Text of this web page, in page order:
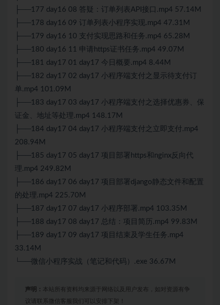
├──177 day16 08 答疑：订单列表API接口.mp4 57.14M
├──178 day16 09 订单列表小程序实现.mp4 47.31M
├──179 day16 10 支付实现思路和任务.mp4 65.28M
├──180 day16 11 申请https证书任务.mp4 49.07M
├──181 day17 01 day17 今日概要.mp4 8.44M
├──182 day17 02 day17 小程序端支付之显示待支付订
单.mp4 101.09M
├──183 day17 03 day17 小程序端支付之选择优惠券、保
证金、地址等处理.mp4 148.17M
├──184 day17 04 day17 小程序端支付之立即支付.mp4
208.94M
├──185 day17 05 day17 项目部署https和nginx反向代
理.mp4 249.82M
├──186 day17 06 day17 项目部署django静态文件和配置
的处理.mp4 225.70M
├──187 day17 07 day17 小程序部署.mp4 103.35M
├──188 day17 08 day17 总结：项目简历.mp4 99.83M
├──189 day17 09 day17 项目结束及学生任务.mp4
33.14M
└──微信小程序实战（笔记和代码）.exe 36.67M
声明： 本站所有资料均来源于网络以及用户发布，如对资源有争
议请联系微信客服我们可以安排下架！